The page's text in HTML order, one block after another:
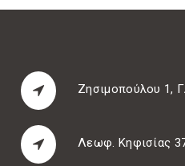
Ζησιμοπούλου 1,
Λεωφ. Κηφισίας